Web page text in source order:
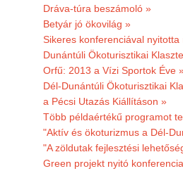
Dráva-túra beszámoló »
Betyár jó ökovilág »
Sikeres konferenciával
Dunántúli Ökoturisztikai
Orfű: 2013 a Vízi Sportok Éve
Dél-Dunántúli Ökoturisztikai
a Pécsi Utazás Kiállításon »
Több példaértékű programot
"Aktív és ökoturizmus a Dél-
"A zöldutak fejlesztési
Green projekt nyitó